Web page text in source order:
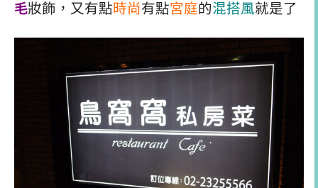
毛妝飾，又有點時尚有點宮庭的混搭風就是了